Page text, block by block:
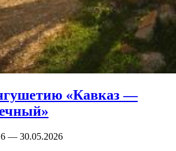
«Кавказ —
— 30.05.2026